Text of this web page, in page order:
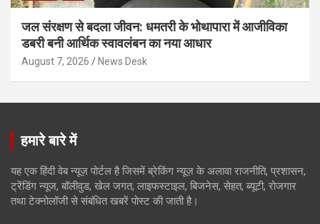
जल संरक्षण से बदला जीवन: धमतरी के भोथापारा में आजीविका
डबरी बनी आर्थिक स्वावलंबन का नया आधार
August 7, 2026 News Desk
हमारे बारे में
यह एक हिंदी वेब न्यूज़ पोर्टल है जिसमें ब्रेकिंग न्यूज़ के अलावा राजनीति, प्रशासन,
ट्रेंडिंग न्यूज, बॉलीवुड, खेल जगत, लाइफस्टाइल, बिजनेस, सेहत, ब्यूटी, रोजगार
तथा टेक्नोलॉजी से संबंधित खबरें पोस्ट की जाती है।